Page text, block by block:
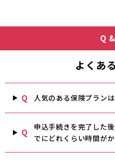
Q
よくあ
Q 人気のある保険プラン
Q
申込手続きを完了した
でにどれくらい時間が